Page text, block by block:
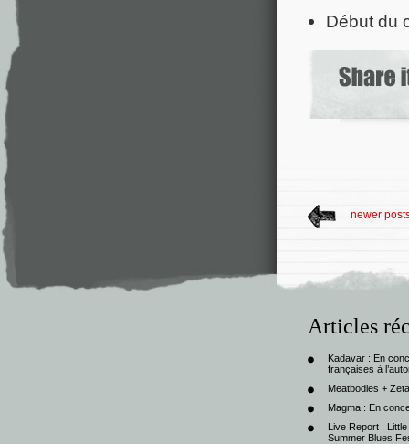
Début du
newer
Articles
Kadavar : En
françaises à
Meatbodies +
Magma : En
Live Report :
Summer Blues